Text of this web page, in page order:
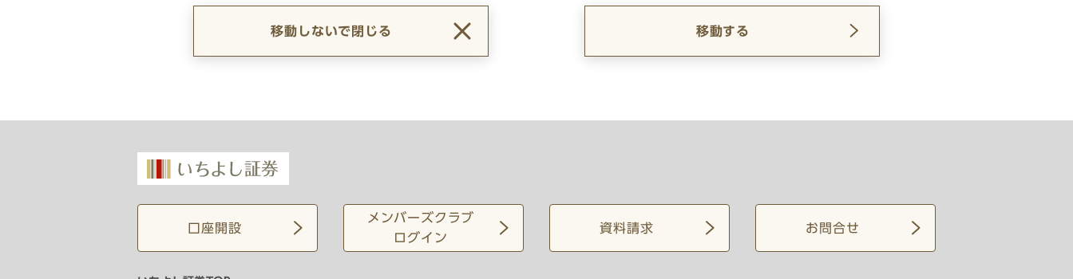
移動しないで閉じる 移動する
口座開設
メンバーズクラブ
ログイン
資料請求 お問合せ